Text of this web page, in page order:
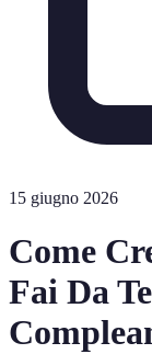
15 giugno 2026
Come
Fai Da